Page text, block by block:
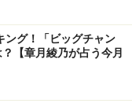
ング！「ビッグチャン
【章月綾乃が占う今月